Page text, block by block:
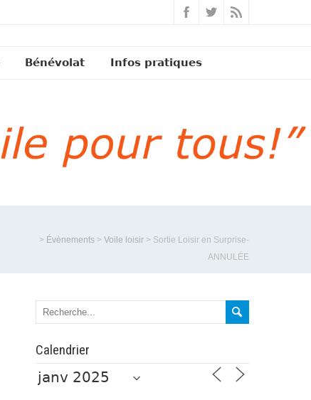
Bénévolat Infos pratiques
> Évènements > Voile loisir > Sortie Loisir en Surprise-
ANNULÉE
Calendrier